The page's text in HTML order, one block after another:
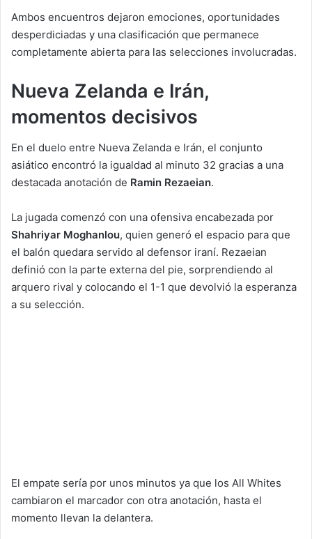
Ambos encuentros dejaron emociones, oportunidades
desperdiciadas y una clasificación que permanece
completamente abierta para las selecciones involucradas.
Nueva Zelanda e Irán,
momentos decisivos
En el duelo entre Nueva Zelanda e Irán, el conjunto
asiático encontró la igualdad al minuto 32 gracias a una
destacada anotación de Ramin Rezaeian.
La jugada comenzó con una ofensiva encabezada por
Shahriyar Moghanlou, quien generó el espacio para que
el balón quedara servido al defensor iraní. Rezaeian
definió con la parte externa del pie, sorprendiendo al
arquero rival y colocando el 1-1 que devolvió la esperanza
a su selección.
El empate sería por unos minutos ya que los All Whites
cambiaron el marcador con otra anotación, hasta el
momento llevan la delantera.